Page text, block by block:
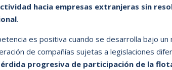
hacia empresas extranjeras sin
.
es positiva cuando se desarrolla bajo
de compañías sujetas a legislaciones
progresiva de participación de la